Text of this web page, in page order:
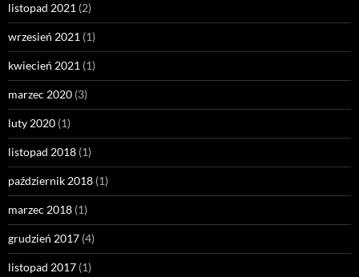
listopad 2021 (2)
wrzesień 2021 (1)
kwiecień 2021 (1)
marzec 2020 (3)
luty 2020 (1)
listopad 2018 (1)
październik 2018 (1)
marzec 2018 (1)
grudzień 2017 (4)
listopad 2017 (1)